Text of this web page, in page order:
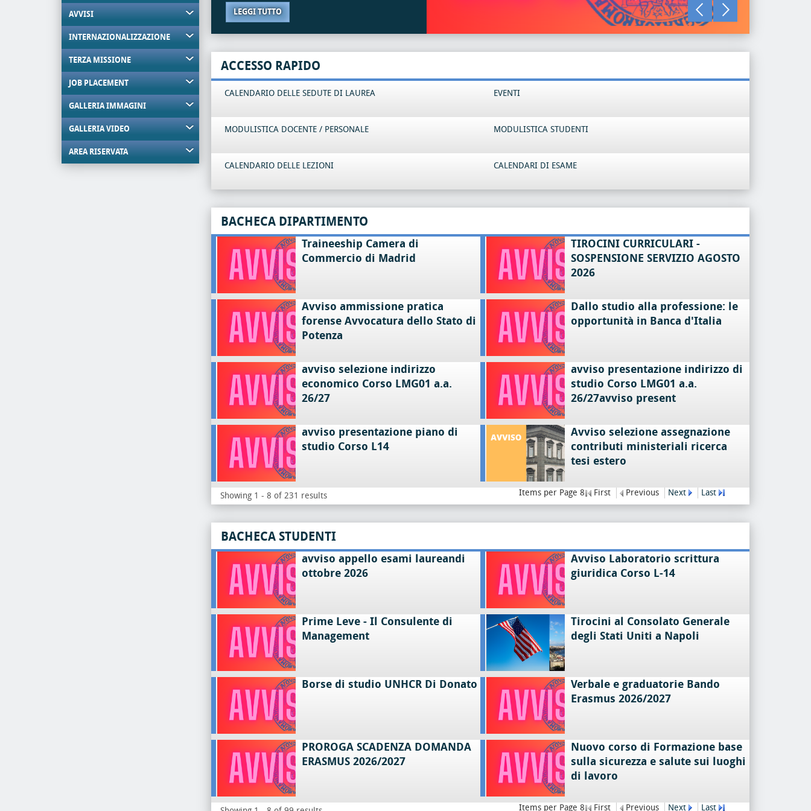
AVVISI
INTERNAZIONALIZZAZIONE
TERZA MISSIONE
JOB PLACEMENT
GALLERIA IMMAGINI
GALLERIA VIDEO
AREA RISERVATA
LEGGI TUTTO
ACCESSO RAPIDO
CALENDARIO DELLE SEDUTE DI LAUREA EVENTI
MODULISTICA DOCENTE / PERSONALE MODULISTICA STUDENTI
CALENDARIO DELLE LEZIONI CALENDARI DI ESAME
BACHECA DIPARTIMENTO
Traineeship Camera di
Commercio di Madrid
TIROCINI CURRICULARI -
SOSPENSIONE SERVIZIO AGOSTO
2026
Avviso ammissione pratica
forense Avvocatura dello Stato di
Potenza
Dallo studio alla professione: le
opportunità in Banca d'Italia
avviso selezione indirizzo
economico Corso LMG01 a.a.
26/27
avviso presentazione indirizzo di
studio Corso LMG01 a.a.
26/27avviso present
avviso presentazione piano di
studio Corso L14
Avviso selezione assegnazione
contributi ministeriali ricerca
tesi estero
Showing 1 - 8 of 231 results Items per Page 8 First Previous Next Last
BACHECA STUDENTI
avviso appello esami laureandi
ottobre 2026
Avviso Laboratorio scrittura
giuridica Corso L-14
Prime Leve - Il Consulente di
Management
Tirocini al Consolato Generale
degli Stati Uniti a Napoli
Borse di studio UNHCR Di Donato
Verbale e graduatorie Bando
Erasmus 2026/2027
PROROGA SCADENZA DOMANDA
ERASMUS 2026/2027
Nuovo corso di Formazione base
sulla sicurezza e salute sui luoghi
di lavoro
Items per Page 8 First Previous Next Last